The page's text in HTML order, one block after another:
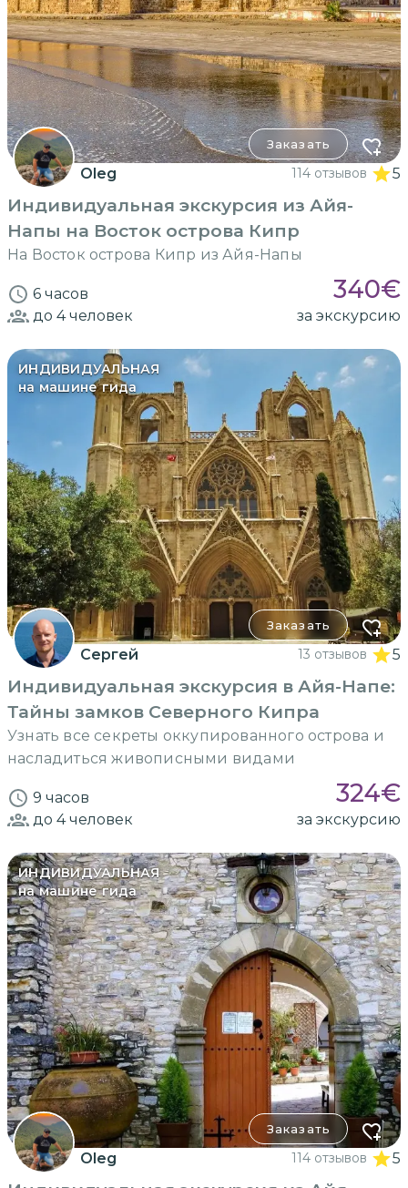
Заказать
Oleg 114 отзывов 5
Индивидуальная экскурсия из Айя-
Напы на Восток острова Кипр
На Восток острова Кипр из Айя-Напы
6 часов 340€
до 4человек за экскурсию
ИНДИВИДУАЛЬНАЯ
на машине гида
Заказать
Сергей 13 отзывов 5
Индивидуальная экскурсия в Айя-Напе:
Тайны замков Северного Кипра
Узнать все секреты оккупированного острова и
насладиться живописными видами
9 часов 324€
до 4человек за экскурсию
ИНДИВИДУАЛЬНАЯ
на машине гида
Заказать
Oleg 114 отзывов 5